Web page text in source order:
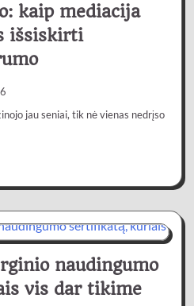
kaip mediacija
išsiskirti
jau seniai, tik nė vienas nedrįso
naudingumo
vis dar tikime